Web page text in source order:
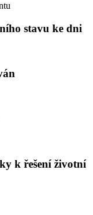
stavu ke dni
k řešení životní